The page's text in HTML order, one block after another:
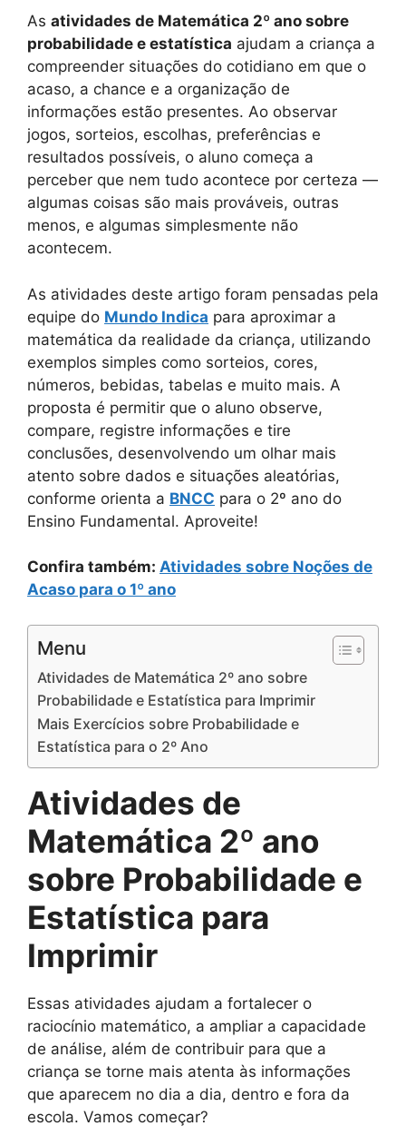
As atividades de Matemática 2º ano sobre
probabilidade e estatística ajudam a criança a
compreender situações do cotidiano em que o
acaso, a chance e a organização de
informações estão presentes. Ao observar
jogos, sorteios, escolhas, preferências e
resultados possíveis, o aluno começa a
perceber que nem tudo acontece por certeza —
algumas coisas são mais prováveis, outras
menos, e algumas simplesmente não
acontecem.
As atividades deste artigo foram pensadas pela
equipe do Mundo Indica para aproximar a
matemática da realidade da criança, utilizando
exemplos simples como sorteios, cores,
números, bebidas, tabelas e muito mais. A
proposta é permitir que o aluno observe,
compare, registre informações e tire
conclusões, desenvolvendo um olhar mais
atento sobre dados e situações aleatórias,
conforme orienta a BNCC para o 2º ano do
Ensino Fundamental. Aproveite!
Confira também: Atividades sobre Noções de
Acaso para o 1º ano
Menu
Atividades de Matemática 2º ano sobre
Probabilidade e Estatística para Imprimir
Mais Exercícios sobre Probabilidade e
Estatística para o 2º Ano
Atividades de
Matemática 2º ano
sobre Probabilidade e
Estatística para
Imprimir
Essas atividades ajudam a fortalecer o
raciocínio matemático, a ampliar a capacidade
de análise, além de contribuir para que a
criança se torne mais atenta às informações
que aparecem no dia a dia, dentro e fora da
escola. Vamos começar?